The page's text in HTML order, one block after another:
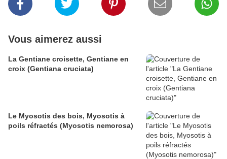
Vous aimerez aussi
La Gentiane croisette, Gentiane en
croix (Gentiana cruciata)
Le Myosotis des bois, Myosotis à
poils réfractés (Myosotis nemorosa)